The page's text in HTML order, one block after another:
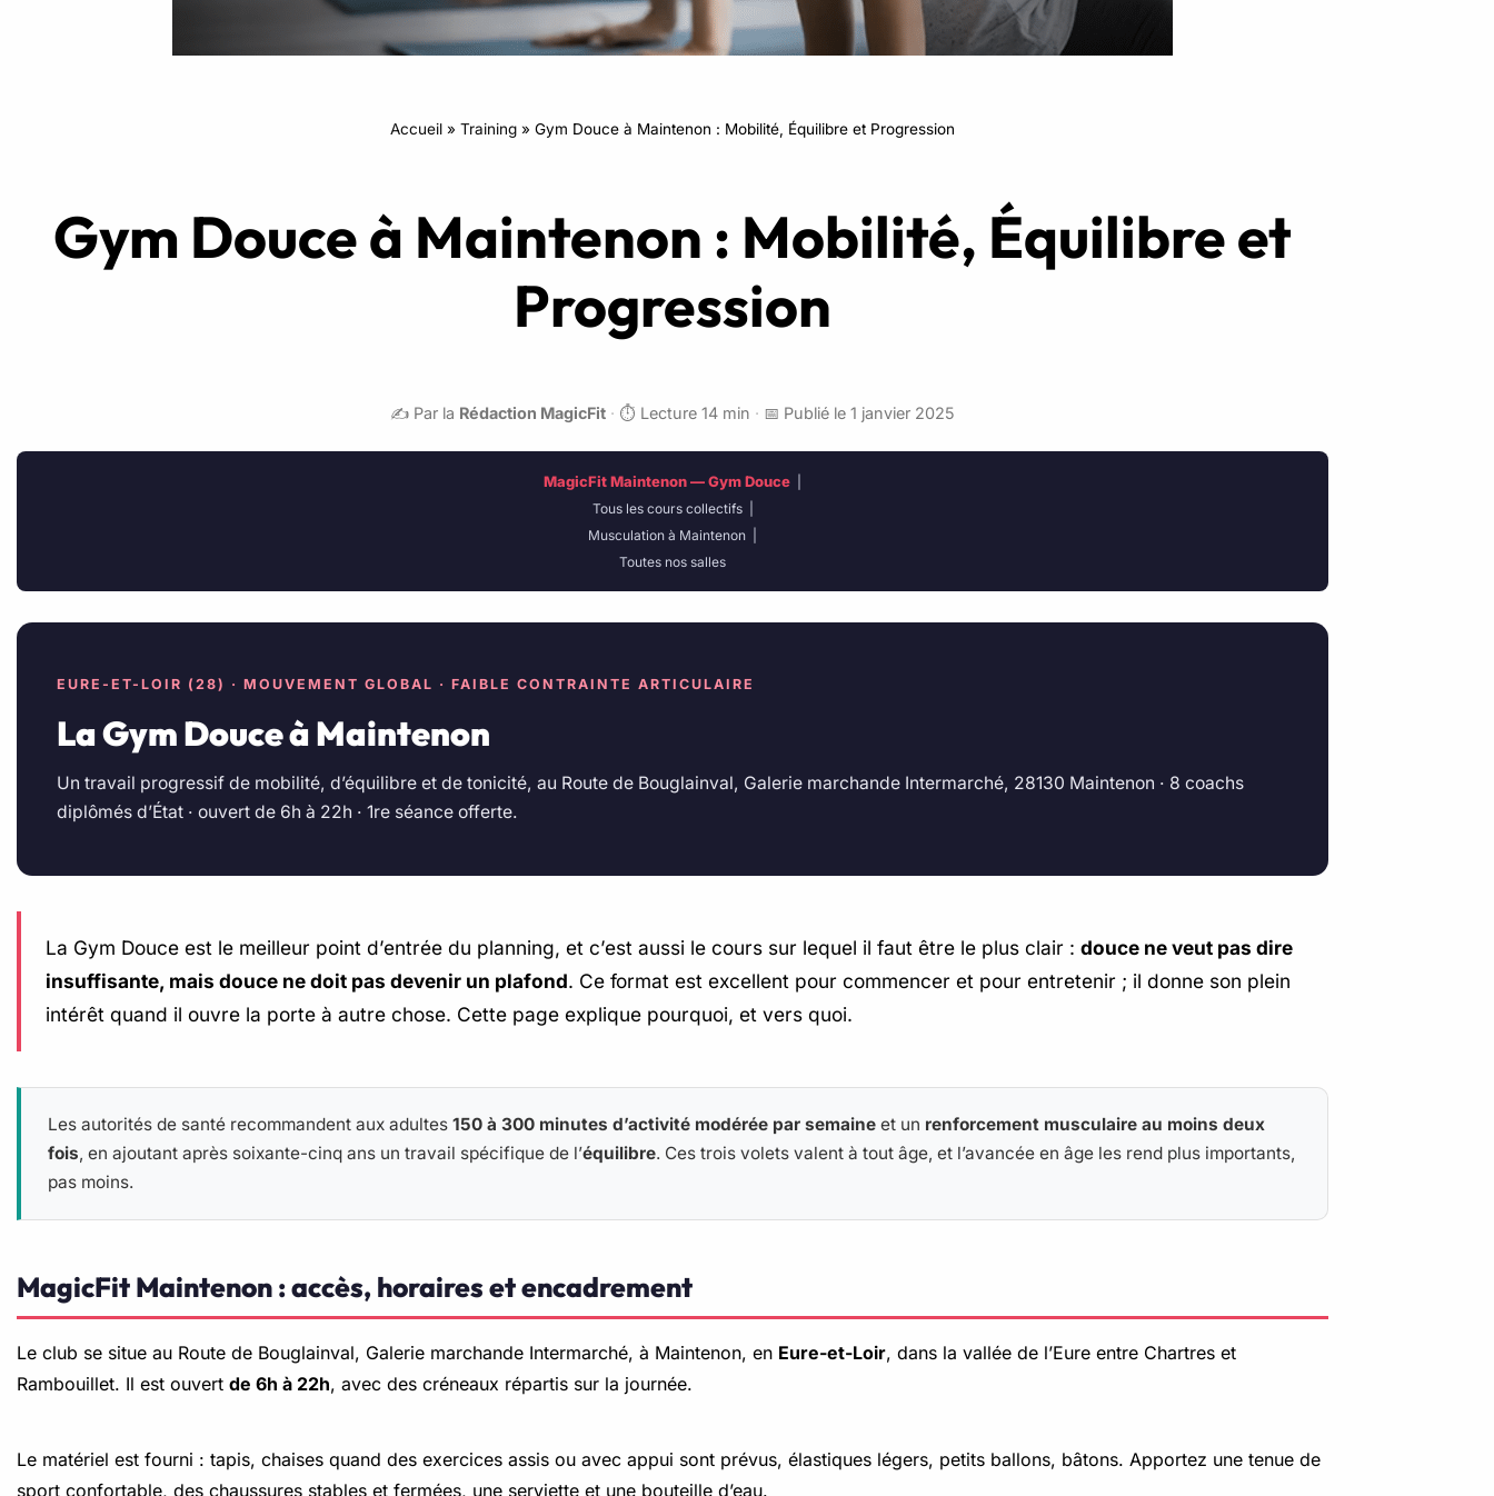
Accueil » Training » Gym Douce à Maintenon : Mobilité, Équilibre et Progression
Gym Douce à Maintenon : Mobilité, Équilibre et
Progression
✍️ Par la Rédaction MagicFit · ⏱️ Lecture 14 min · 📅 Publié le 1 janvier 2025
MagicFit Maintenon — Gym Douce
Tous les cours collectifs|
Musculation à Maintenon
Toutes nos salles
EURE-ET-LOIR (28) · MOUVEMENT GLOBAL · FAIBLE CONTRAINTE ARTICULAIRE
La Gym Douce à Maintenon
Un travail progressif de mobilité, d’équilibre et de tonicité, au Route de Bouglainval, Galerie marchande Intermarché, 28130 Maintenon · 8 coachs
diplômés d’État · ouvert de 6h à 22h · 1re séance offerte.
La Gym Douce est le meilleur point d’entrée du planning, et c’est aussi le cours sur lequel il faut être le plus clair : douce ne veut pas dire
insuffisante, mais douce ne doit pas devenir un plafond. Ce format est excellent pour commencer et pour entretenir ; il donne son plein
intérêt quand il ouvre la porte à autre chose. Cette page explique pourquoi, et vers quoi.
Les autorités de santé recommandent aux adultes 150 à 300 minutes d’activité modérée par semaine et un renforcement musculaire au moins deux
fois, en ajoutant après soixante-cinq ans un travail spécifique de l’équilibre. Ces trois volets valent à tout âge, et l’avancée en âge les rend plus importants,
pas moins.
MagicFit Maintenon : accès, horaires et encadrement
Le club se situe au Route de Bouglainval, Galerie marchande Intermarché, à Maintenon, en Eure-et-Loir, dans la vallée de l’Eure entre Chartres et
Rambouillet. Il est ouvert de 6h à 22h, avec des créneaux répartis sur la journée.
Le matériel est fourni : tapis, chaises quand des exercices assis ou avec appui sont prévus, élastiques légers, petits ballons, bâtons. Apportez une tenue de
sport confortable, des chaussures stables et fermées, une serviette et une bouteille d’eau.